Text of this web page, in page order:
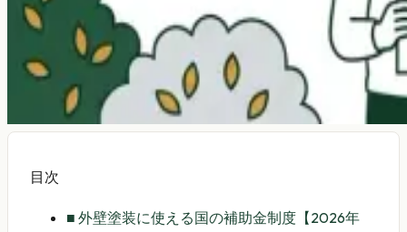
目次
■ 外壁塗装に使える国の補助金制度【2026年